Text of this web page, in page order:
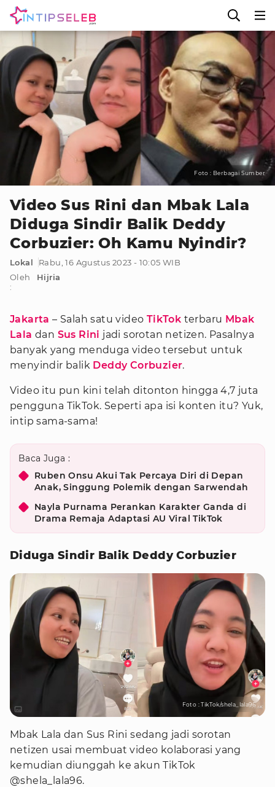
Foto : Berbagai Sumber
Video Sus Rini dan Mbak Lala
Diduga Sindir Balik Deddy
Corbuzier: Oh Kamu Nyindir?
Lokal
Rabu, 16 Agustus 2023 - 10:05 WIB
Oleh
:
Hijria
Jakarta – Salah satu video TikTok terbaru Mbak
Lala dan Sus Rini jadi sorotan netizen. Pasalnya
banyak yang menduga video tersebut untuk
menyindir balik Deddy Corbuzier.
Video itu pun kini telah ditonton hingga 4,7 juta
pengguna TikTok. Seperti apa isi konten itu? Yuk,
intip sama-sama!
Baca Juga :
Ruben Onsu Akui Tak Percaya Diri di Depan
Anak, Singgung Polemik dengan Sarwendah
Nayla Purnama Perankan Karakter Ganda di
Drama Remaja Adaptasi AU Viral TikTok
Diduga Sindir Balik Deddy Corbuzier
Foto : TikTok/shela_lala96
Mbak Lala dan Sus Rini sedang jadi sorotan
netizen usai membuat video kolaborasi yang
kemudian diunggah ke akun TikTok
@shela_lala96.